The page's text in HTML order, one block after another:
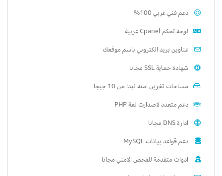
دعم فني عربي 100%
لوحة تحكم Cpanel عربية
عناوين بريد الكتروني باسم موقعك
شهادة حماية SSL مجانا
مساحات تخزين آمنه تبدا من 10 جيجا
دعم متعدد لاصدارت لغة PHP
ادارة DNS مجانا
دعم قواعد بيانات MySQL
ادوات متقدمة للفحص الامني مجانا